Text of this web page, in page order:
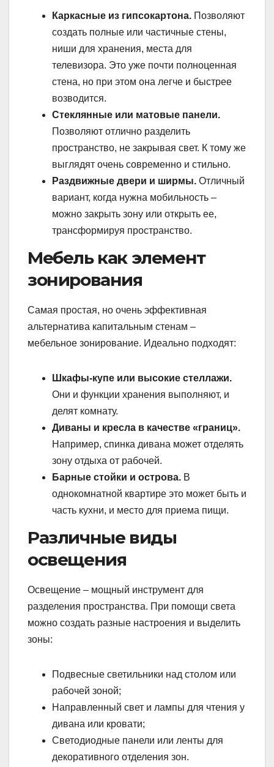
Каркасные из гипсокартона. Позволяют
создать полные или частичные стены,
ниши для хранения, места для
телевизора. Это уже почти полноценная
стена, но при этом она легче и быстрее
возводится.
Стеклянные или матовые панели.
Позволяют отлично разделить
пространство, не закрывая свет. К тому же
выглядят очень современно и стильно.
Раздвижные двери и ширмы. Отличный
вариант, когда нужна мобильность –
можно закрыть зону или открыть ее,
трансформируя пространство.
Мебель как элемент
зонирования
Самая простая, но очень эффективная
альтернатива капитальным стенам –
мебельное зонирование. Идеально подходят:
Шкафы-купе или высокие стеллажи.
Они и функции хранения выполняют, и
делят комнату.
Диваны и кресла в качестве «границ».
Например, спинка дивана может отделять
зону отдыха от рабочей.
Барные стойки и острова. В
однокомнатной квартире это может быть и
часть кухни, и место для приема пищи.
Различные виды
освещения
Освещение – мощный инструмент для
разделения пространства. При помощи света
можно создать разные настроения и выделить
зоны:
Подвесные светильники над столом или
рабочей зоной;
Направленный свет и лампы для чтения у
дивана или кровати;
Светодиодные панели или ленты для
декоративного отделения зон.